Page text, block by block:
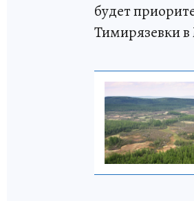
будет
Тимирязевки в